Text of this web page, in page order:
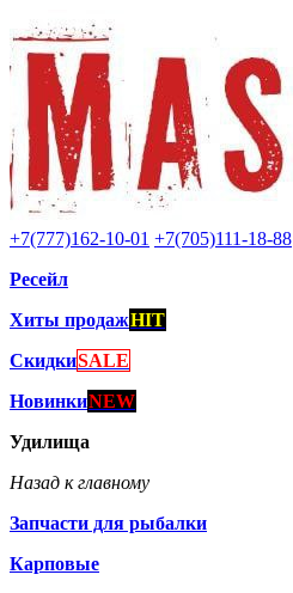
+7(777)162-10-01 +7(705)111-18-88
Ресейл
Хиты продажHIT
СкидкиSALE
НовинкиNEW
Удилища
Назад к главному
Запчасти для рыбалки
Карповые